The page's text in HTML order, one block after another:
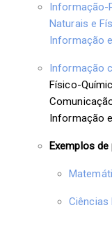
Informação-
Naturais e
Informação
Informação
Físico-
Informação
Exemplos
Ciências